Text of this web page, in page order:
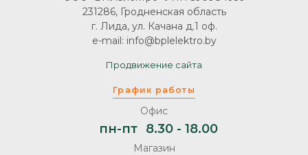
График работы
Офис
пн-пт 8.30 - 18.00
Магазин
231286, Гродненская область
г. Лида, ул. Качана д.1 оф.
e-mail: info@bplelektro.by
Продвижение сайта